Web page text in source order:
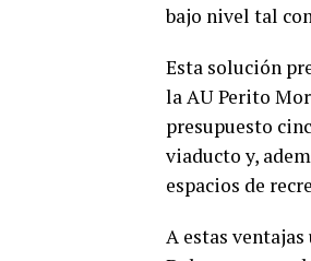
bajo nivel tal
Esta solución
la AU Perito
presupuesto
viaducto y,
espacios de
A estas